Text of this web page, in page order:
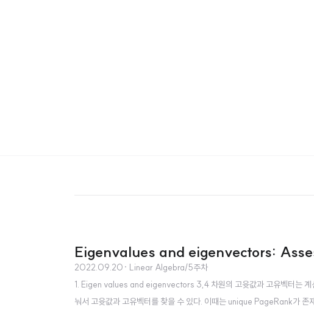
Eigenvalues and eigenvectors:
2022.09.20 · Linear Algebra/5주차
1. Eigen values and eigenvectors 3,4 차원의 고윳값과 고유벡터는 계
눠서 고윳값과 고유벡터를 찾을 수 있다. 이때는 unique PageRank가